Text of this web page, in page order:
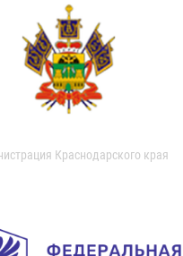
Краснодарского края